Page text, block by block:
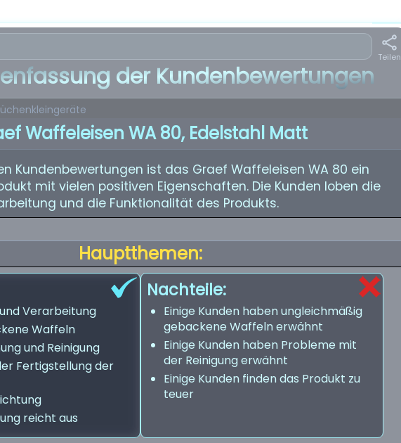
Teilen
der Kundenbewertungen
Waffeleisen WA 80, Edelstahl Matt
Kundenbewertungen ist das Graef Waffeleisen WA 80 ein
mit vielen positiven Eigenschaften. Die Kunden loben die
und die Funktionalität des Produkts.
Hauptthemen:
Verarbeitung
Waffeln
und Reinigung
Fertigstellung der
reicht aus
Nachteile:
Einige Kunden haben ungleichmäßig
gebackene Waffeln erwähnt
Einige Kunden haben Probleme mit
der Reinigung erwähnt
Einige Kunden finden das Produkt zu
teuer